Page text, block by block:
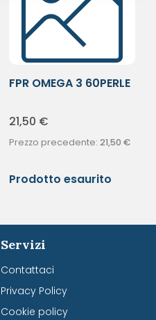
FPR OMEGA 3 60PERLE
21,50 €
Prezzo precedente: 21,50 €
Prodotto esaurito
Servizi
Contattaci
Privacy Policy
Cookie policy